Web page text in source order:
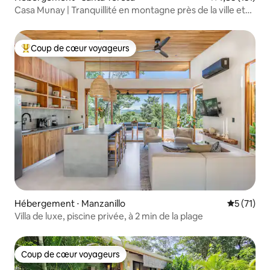
Casa Munay | Tranquillité en montagne près de la ville et
Coups de cœur voyageurs les plus appréciés
Coup de cœur voyageurs
Hébergement ⋅ Manzanillo
5 (71)
Villa de luxe, piscine privée, à 2 min de la plage
Coup de cœur voyageurs
Coup de cœur voyageurs